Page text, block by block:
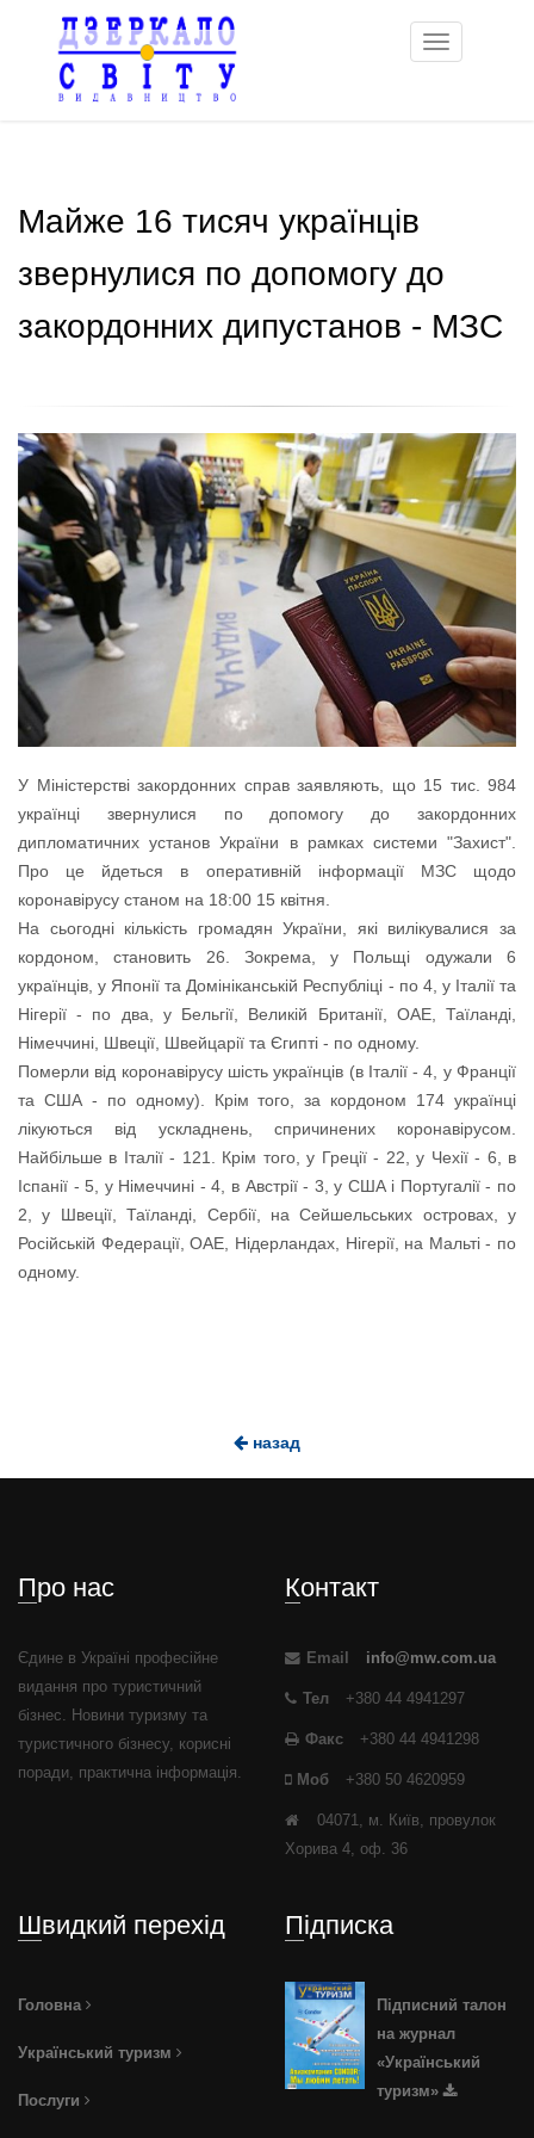
Toggle
navigation
Майже 16 тисяч українців
звернулися по допомогу до
закордонних дипустанов - МЗС
У Міністерстві закордонних справ заявляють, що 15 тис. 984
українці звернулися по допомогу до закордонних
дипломатичних установ України в рамках системи "Захист".
Про це йдеться в оперативній інформації МЗС щодо
коронавірусу станом на 18:00 15 квітня.
На сьогодні кількість громадян України, які вилікувалися за
кордоном, становить 26. Зокрема, у Польщі одужали 6
українців, у Японії та Домініканській Республіці - по 4, у Італії та
Нігерії - по два, у Бельгії, Великій Британії, ОАЕ, Таїланді,
Німеччині, Швеції, Швейцарії та Єгипті - по одному.
Померли від коронавірусу шість українців (в Італії - 4, у Франції
та США - по одному). Крім того, за кордоном 174 українці
лікуються від ускладнень, спричинених коронавірусом.
Найбільше в Італії - 121. Крім того, у Греції - 22, у Чехії - 6, в
Іспанії - 5, у Німеччині - 4, в Австрії - 3, у США і Португалії - по
2, у Швеції, Таїланді, Сербії, на Сейшельських островах, у
Російській Федерації, ОАЕ, Нідерландах, Нігерії, на Мальті - по
одному.
назад
Про нас
Єдине в Україні професійне
видання про туристичний
бізнес. Новини туризму та
туристичного бізнесу, корисні
поради, практична інформація.
Контакт
Email info@mw.com.ua
Тел +380 44 4941297
Факс +380 44 4941298
Моб +380 50 4620959
04071, м. Київ, провулок
Хорива 4, оф. 36
Швидкий перехід
Головна
Український туризм
Послуги
Підписка
Підписний талон
на журнал
«Український
туризм»